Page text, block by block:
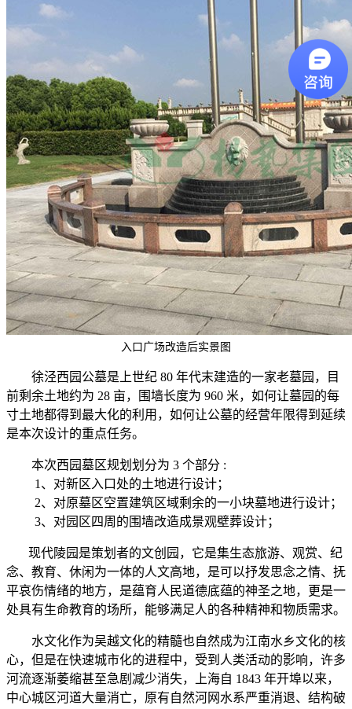
入口广场改造后实景图
徐泾西园公墓是上世纪 80 年代末建造的一家老墓园，目
前剩余土地约为 28 亩，围墙长度为 960 米，如何让墓园的每
寸土地都得到最大化的利用，如何让公墓的经营年限得到延续
是本次设计的重点任务。
本次西园墓区规划划分为 3 个部分 :
1、对新区入口处的土地进行设计；
2、对原墓区空置建筑区域剩余的一小块墓地进行设计；
3、对园区四周的围墙改造成景观壁葬设计；
现代陵园是策划者的文创园，它是集生态旅游、观赏、纪
念、教育、休闲为一体的人文高地，是可以抒发思念之情、抚
平哀伤情绪的地方，是蕴育人民道德底蕴的神圣之地，更是一
处具有生命教育的场所，能够满足人的各种精神和物质需求。
水文化作为吴越文化的精髓也自然成为江南水乡文化的核
心，但是在快速城市化的进程中，受到人类活动的影响，许多
河流逐渐萎缩甚至急剧减少消失，上海自 1843 年开埠以来，
中心城区河道大量消亡，原有自然河网水系严重消退、结构破